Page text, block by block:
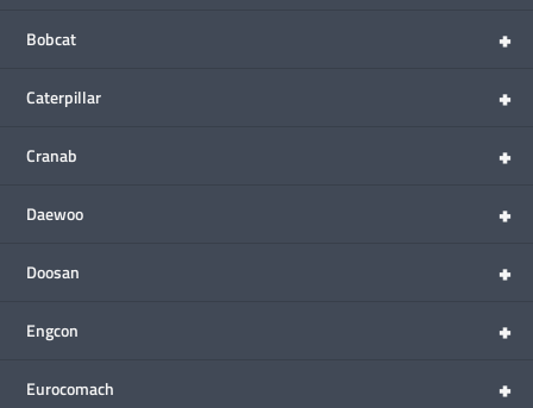
+
Bobcat
+
Caterpillar
+
Cranab
+
Daewoo
+
Doosan
+
Engcon
+
Eurocomach